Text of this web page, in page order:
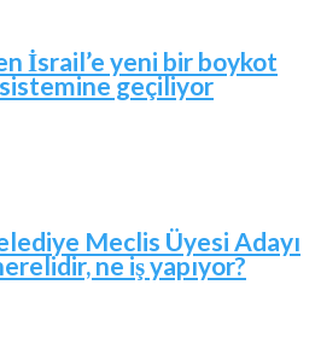
İsrail’e yeni bir boykot
geçiliyor
Meclis Üyesi Adayı
ne iş yapıyor?